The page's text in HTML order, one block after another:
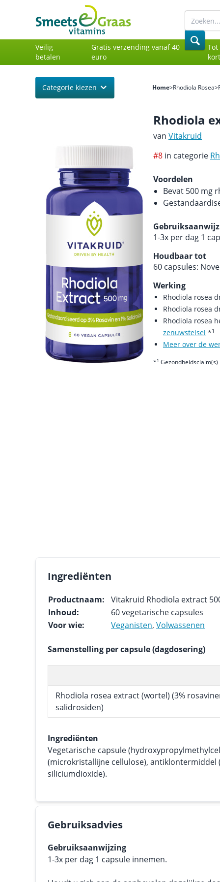
Veilig
betalen
Gratis verzending vanaf 40
euro
Tot
Categorie kiezen Home>Rhodiola Rosea>
Rhodiola
van Vitakruid
#8 in categorie
Voordelen
Bevat 500 mg
1-3x per dag 1
Houdbaar tot
60 capsules:
Werking
Rhodiola rosea
Rhodiola rosea
Rhodiola rosea
zenuwstelsel *1
Meer over de
*1
Ingrediënten
Productnaam:
Vitakruid Rhodiola extract
Inhoud:
60 vegetarische capsules
Voor wie:
Veganisten, Volwassenen
Samenstelling per capsule (dagdosering)
Rhodiola rosea extract (wortel) (3%
salidrosiden)
Ingrediënten
Vegetarische capsule
(microkristallijne cellulose), antiklontermiddel
siliciumdioxide).
Gebruiksadvies
Gebruiksaanwijzing
1-3x per dag 1 capsule innemen.